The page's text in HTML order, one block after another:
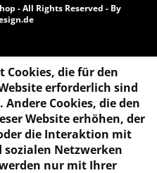
- All Rights Reserved - By
Cookies, die für den
erforderlich sind
Cookies, die den
Website erhöhen, der
die Interaktion mit
sozialen Netzwerken
nur mit Ihrer